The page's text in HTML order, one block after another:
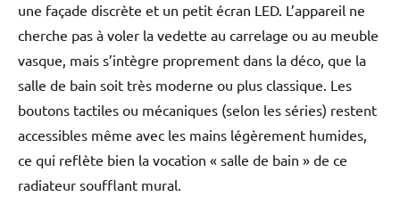
une façade discrète et un petit écran LED. L’appareil ne
cherche pas à voler la vedette au carrelage ou au meuble
vasque, mais s’intègre proprement dans la déco, que la
salle de bain soit très moderne ou plus classique. Les
boutons tactiles ou mécaniques (selon les séries) restent
accessibles même avec les mains légèrement humides,
ce qui reflète bien la vocation « salle de bain » de ce
radiateur soufflant mural.